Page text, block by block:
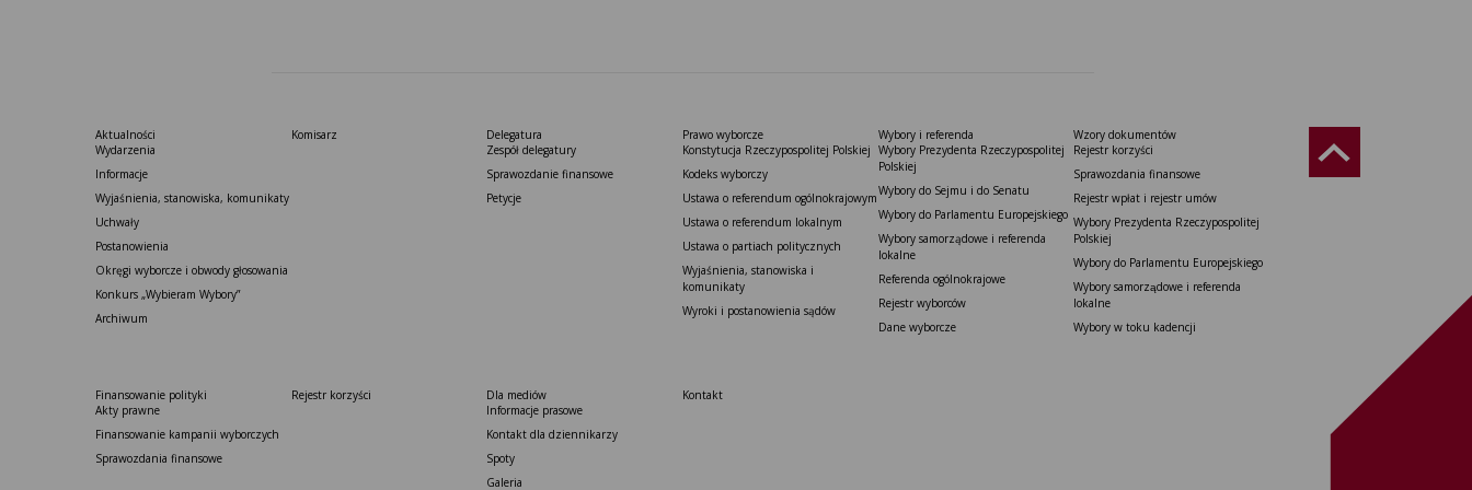
Aktualności
Wydarzenia
Informacje
Wyjaśnienia, stanowiska, komunikaty
Uchwały
Postanowienia
Okręgi wyborcze i obwody głosowania
Konkurs „Wybieram Wybory”
Archiwum
Komisarz
Delegatura
Zespół delegatury
Sprawozdanie finansowe
Petycje
Prawo wyborcze
Konstytucja Rzeczypospolitej Polskiej​
Kodeks wyborczy
Ustawa o referendum ogólnokrajowym
Ustawa o referendum lokalnym
Ustawa o partiach politycznych
Wyjaśnienia, stanowiska i
komunikaty
Wyroki i postanowienia sądów
Wybory i referenda
Wybory Prezydenta Rzeczypospolitej
Polskiej
Wybory do Sejmu i do Senatu
Wybory do Parlamentu Europejskiego
Wybory samorządowe i referenda
lokalne
Referenda ogólnokrajowe
Rejestr wyborców
Dane wyborcze
Wzory dokumentów
Rejestr korzyści
Sprawozdania finansowe
Rejestr wpłat i rejestr umów
Wybory Prezydenta Rzeczypospolitej
Polskiej
Wybory do Parlamentu Europejskiego
Wybory samorządowe i referenda
lokalne
Wybory w toku kadencji
Finansowanie polityki
Akty prawne
Finansowanie kampanii wyborczych
Sprawozdania finansowe
Rejestr korzyści
Dla mediów
Informacje prasowe
Kontakt dla dziennikarzy
Spoty
Galeria
Kontakt